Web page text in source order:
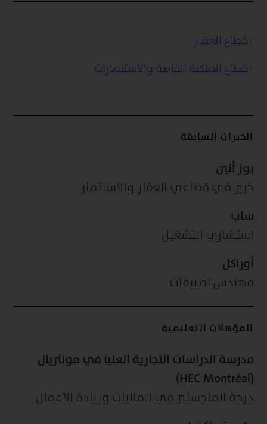
قطاع العقار
قطاع الملكية الخاصة والاستثمارات
الخبرات السابقة
بوز ألين
خبير في قطاعي العقار والاستثمار
ساب
استشاري التشغيل
أوراكل
مهندس تطبيقات
المؤهلات التعليمية
مدرسة الدراسات التجارية العليا في مونتريال
(HEC Montréal)
درجة الماجستير في الماليات وريادة الأعمال